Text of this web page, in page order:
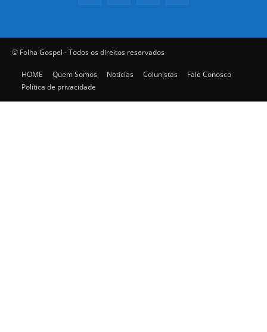
© Folha Gospel - Todos os direitos reservados
HOME Quem Somos Notícias Colunistas
Fale Conosco
Política de privacidade